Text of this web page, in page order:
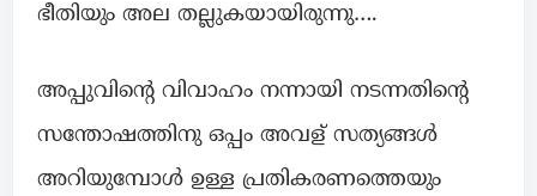
ഭീതിയും അല തല്ലുകയായിരുന്നു….
അപ്പുവിന്റെ വിവാഹം നന്നായി നടന്നതിന്റെ
സന്തോഷത്തിനു ഒപ്പം അവള് സത്യങ്ങള്‍
അറിയുമ്പോൾ ഉള്ള പ്രതികരണത്തെയും